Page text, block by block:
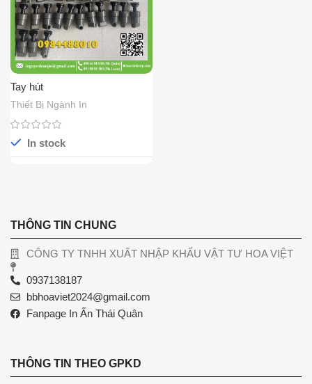
Tay hút
Thiết Bị Ngành In
In stock
THÔNG TIN CHUNG
CÔNG TY TNHH XUẤT NHẬP KHẨU VẬT TƯ HOA VIỆT
0937138187
bbhoaviet2024@gmail.com
Fanpage In Ấn Thái Quân
THÔNG TIN THEO GPKD